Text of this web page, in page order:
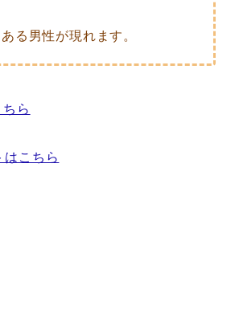
る男性が現れます。
ら
はこちら